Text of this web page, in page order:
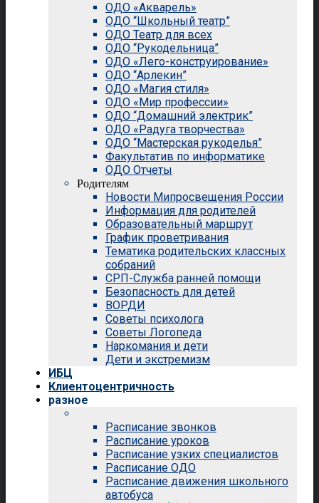
ОДО «Акварель»
ОДО “Школьный театр”
ОДО Театр для всех
ОДО “Рукодельница”
ОДО «Лего-конструирование»
ОДО “Арлекин”
ОДО «Магия стиля»
ОДО «Мир профессии»
ОДО “Домашний электрик”
ОДО «Радуга творчества»
ОДО “Мастерская рукоделья”
Факультатив по информатике
ОДО Отчеты
Родителям
Новости Мипросвещения России
Информация для родителей
Образовательный маршрут
График проветривания
Тематика родительских классных
собраний
СРП-Служба ранней помощи
Безопасность для детей
ВОРДИ
Советы психолога
Советы Логопеда
Наркомания и дети
Дети и экстремизм
ИБЦ
Клиентоцентричность
разное
Расписание звонков
Расписание уроков
Расписание узких специалистов
Расписание ОДО
Расписание движения школьного
автобуса